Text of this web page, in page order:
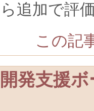
追加で評
この記
発支援